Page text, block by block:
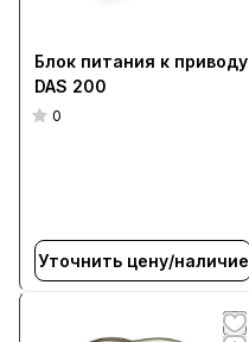
Блок питания к приводу
DAS 200
0
Уточнить цену/наличие